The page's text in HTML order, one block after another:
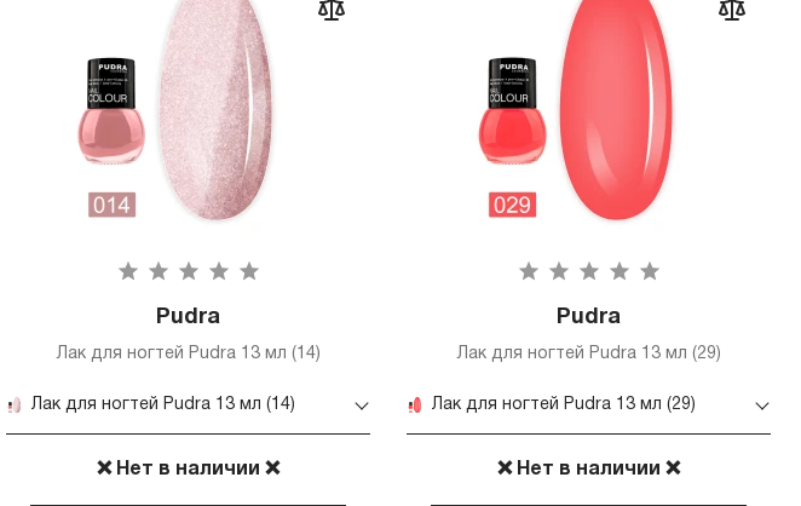
Pudra
Лак для ногтей Pudra 13 мл (14)
Лак для ногтей Pudra 13 мл (14)
❌ Нет в наличии ❌
Pudra
Лак для ногтей Pudra 13 мл (29)
Лак для ногтей Pudra 13 мл (29)
❌ Нет в наличии ❌